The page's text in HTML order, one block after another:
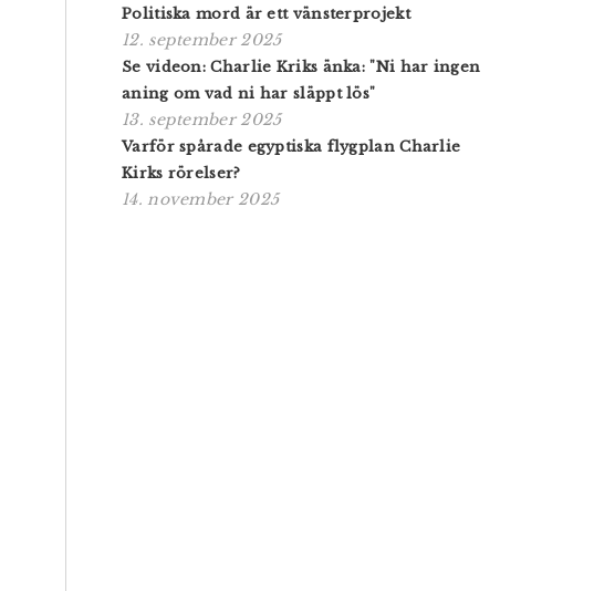
Politiska mord är ett vänsterprojekt
12. september 2025
Se videon: Charlie Kriks änka: "Ni har ingen
aning om vad ni har släppt lös"
13. september 2025
Varför spårade egyptiska flygplan Charlie
Kirks rörelser?
14. november 2025